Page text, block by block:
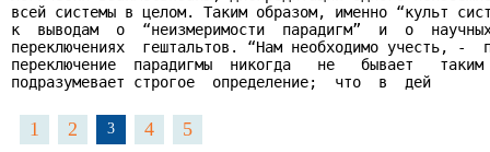
всей системы в целом. Таким образом, именно “культ
к  выводам  о  “неизмеримости  парадигм”  и  о
переключениях  гештальтов. “Нам необходимо учесть,
переключение  парадигмы  никогда   не   бывает
подразумевает строгое  определение;  что  в  дей
1 2 3 4 5